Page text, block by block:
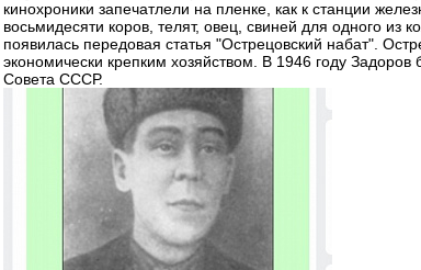
кинохроники запечатлели на пленке, как к станции
восьмидесяти коров, телят, овец, свиней для одного из
появилась передовая статья "Острецовский набат".
экономически крепким хозяйством. В 1946 году
Совета СССР.